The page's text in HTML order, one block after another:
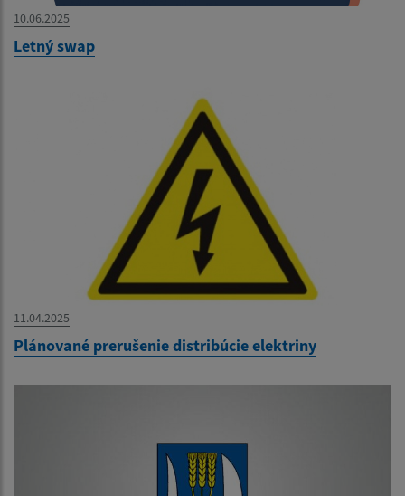
10.06.2025
Letný swap
11.04.2025
Plánované prerušenie distribúcie elektriny